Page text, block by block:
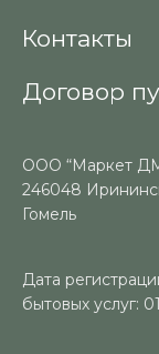
Контакты
Договор
ООО “Маркет
246048
Гомель
Дата
бытовых услуг: